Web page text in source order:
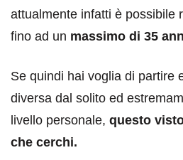
attualmente infatti è possibile
fino ad un massimo di 35
Se quindi hai voglia di partire
diversa dal solito ed
livello personale, questo
che cerchi.